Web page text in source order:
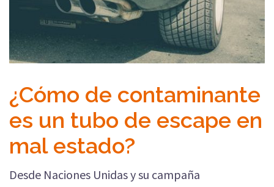
¿Cómo de contaminante
es un tubo de escape en
mal estado?
Desde Naciones Unidas y su campaña